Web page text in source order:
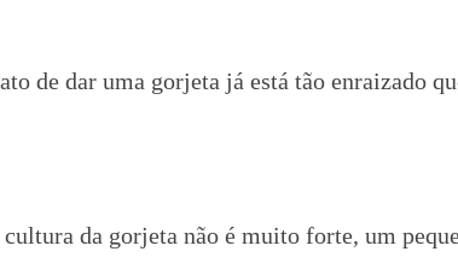
de dar uma gorjeta já está tão enraizado
da gorjeta não é muito forte, um